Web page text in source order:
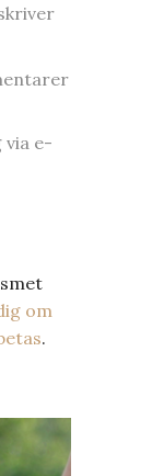
via e-
om
.